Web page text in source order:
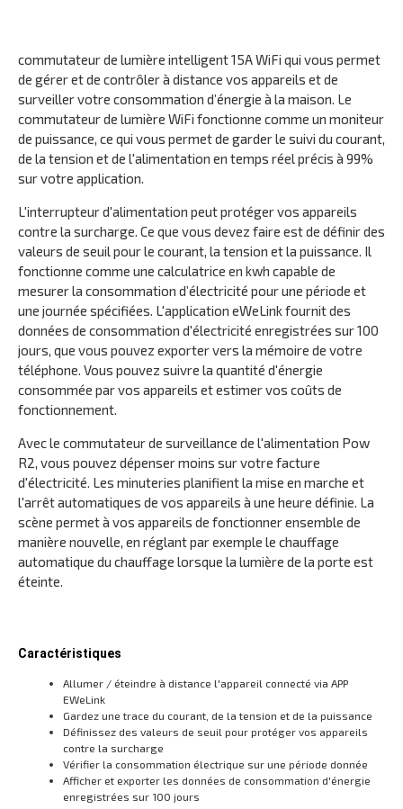
commutateur de lumière intelligent 15A WiFi qui vous permet
de gérer et de contrôler à distance vos appareils et de
surveiller votre consommation d’énergie à la maison. Le
commutateur de lumière WiFi fonctionne comme un moniteur
de puissance, ce qui vous permet de garder le suivi du courant,
de la tension et de l'alimentation en temps réel précis à 99%
sur votre application.
L'interrupteur d'alimentation peut protéger vos appareils
contre la surcharge. Ce que vous devez faire est de définir des
valeurs de seuil pour le courant, la tension et la puissance. Il
fonctionne comme une calculatrice en kwh capable de
mesurer la consommation d’électricité pour une période et
une journée spécifiées. L'application eWeLink fournit des
données de consommation d'électricité enregistrées sur 100
jours, que vous pouvez exporter vers la mémoire de votre
téléphone. Vous pouvez suivre la quantité d'énergie
consommée par vos appareils et estimer vos coûts de
fonctionnement.
Avec le commutateur de surveillance de l'alimentation Pow
R2, vous pouvez dépenser moins sur votre facture
d'électricité. Les minuteries planifient la mise en marche et
l'arrêt automatiques de vos appareils à une heure définie. La
scène permet à vos appareils de fonctionner ensemble de
manière nouvelle, en réglant par exemple le chauffage
automatique du chauffage lorsque la lumière de la porte est
éteinte.
Caractéristiques
Allumer / éteindre à distance l'appareil connecté via APP
EWeLink
Gardez une trace du courant, de la tension et de la puissance
Définissez des valeurs de seuil pour protéger vos appareils
contre la surcharge
Vérifier la consommation électrique sur une période donnée
Afficher et exporter les données de consommation d'énergie
enregistrées sur 100 jours